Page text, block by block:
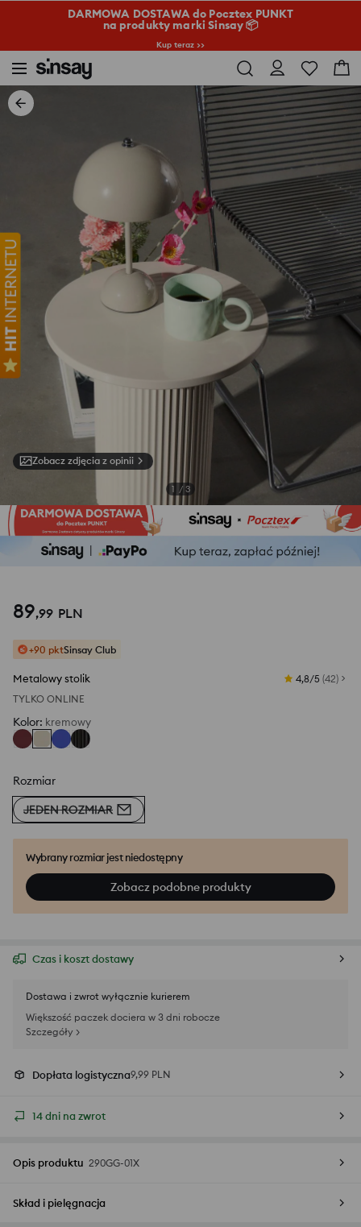
DARMOWA DOSTAWA do Pocztex PUNKT
na produkty marki Sinsay 📦
Kup teraz >>
Zobacz zdjęcia z opinii
1 / 3
89,99 PLN
+90 pktSinsay Club
Metalowy stolik 4,8/5 (42)
TYLKO ONLINE
Kolor: kremowy
Rozmiar
JEDEN ROZMIAR
Wybrany rozmiar jest niedostępny
Zobacz podobne produkty
Czas i koszt dostawy
Dostawa i zwrot wyłącznie kurierem
Większość paczek dociera w 3 dni robocze
Szczegóły >
Dopłata logistyczna9,99 PLN
14 dni na zwrot
Opis produktu 290GG-01X
Skład i pielęgnacja